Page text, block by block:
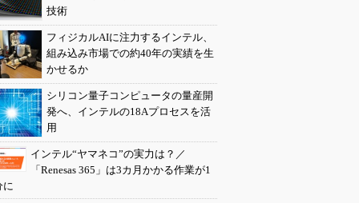
技術
フィジカルAIに注力するインテル、
組み込み市場での約40年の実績を生
かせるか
シリコン量子コンピュータの量産開
発へ、インテルの18Aプロセスを活
用
インテル“ヤマネコ”の実力は？／
「Renesas 365」は3カ月かかる作業が1
に